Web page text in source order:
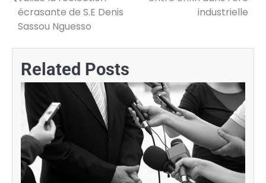
l’article
écrasante de S.E Denis
Sassou Nguesso
industrielle
Related Posts